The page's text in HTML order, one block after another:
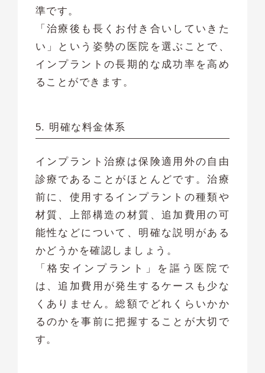
準です。
「治療後も長くお付き合いしていきた
い」という姿勢の医院を選ぶことで、
インプラントの長期的な成功率を高め
ることができます。
5. 明確な料金体系
インプラント治療は保険適用外の自由
診療であることがほとんどです。治療
前に、使用するインプラントの種類や
材質、上部構造の材質、追加費用の可
能性などについて、明確な説明がある
かどうかを確認しましょう。
「格安インプラント」を謳う医院で
は、追加費用が発生するケースも少な
くありません。総額でどれくらいかか
るのかを事前に把握することが大切で
す。